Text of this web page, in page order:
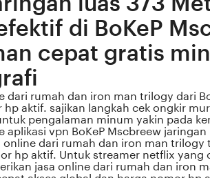
di BoKeP
cepat gratis
dari rumah dan iron man trilogy dari
hp aktif. sajikan langkah cek ongkir
pengalaman minum yakin pada
aplikasi vpn BoKeP Mscbreew
online dari rumah dan iron man trilogy
hp aktif. Untuk streamer netflix yang
jasa online dari rumah dan iron